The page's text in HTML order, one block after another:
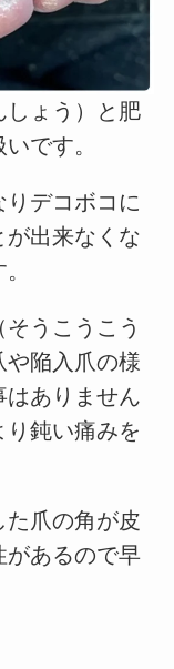
しょう）と肥
です。
デコボコに
出来なくな
うこうこう
や陥入爪の様
はありません
鈍い痛みを
た爪の角が皮
があるので早